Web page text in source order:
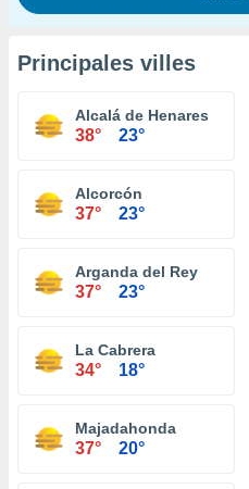
Principales villes
Alcalá de Henares
38° 23°
Alcorcón
37° 23°
Arganda del Rey
37° 23°
La Cabrera
34° 18°
Majadahonda
37° 20°